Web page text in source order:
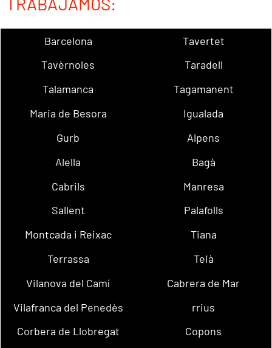
Barcelona
Tavertet
Tavèrnoles
Taradell
Talamanca
Tagamanent
Maria de Besora
Igualada
Gurb
Alpens
Alella
Bagà
Cabrils
Manresa
Sallent
Palafolls
Montcada i Reixac
Tiana
Terrassa
Teià
Vilanova del Camí
Cabrera de Mar
Vilafranca del Penedès
rrius
Corbera de Llobregat
Copons